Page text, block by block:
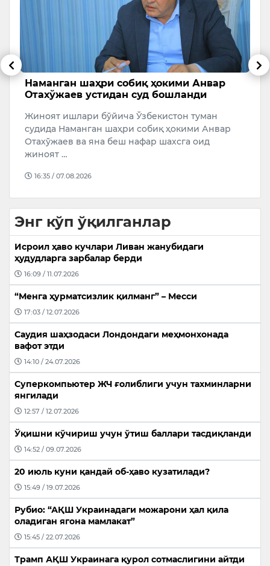
Наманган шаҳри собиқ ҳокими Анвар
Отахўжаев устидан суд бошланди
Жиноят ишлари бўйича Ўзбекистон туман
судида Наманган шаҳри собиқ ҳокими Анвар
Отахўжаев ва яна беш нафар шахсга оид
жиноят …
16:35 / 07.08.2026
Энг кўп ўқилганлар
Исроил ҳаво кучлари Ливан жанубидаги
ҳудудларга зарбалар берди
16:09 / 11.07.2026
“Менга ҳурматсизлик қилманг” – Месси
17:03 / 12.07.2026
Саудия шаҳзодаси Лондондаги меҳмонхонада
вафот этди
14:10 / 24.07.2026
Суперкомпьютер ЖЧ ғолиблиги учун тахминларни
янгилади
12:57 / 12.07.2026
Ўқишни кўчириш учун ўтиш баллари тасдиқланди
14:52 / 09.07.2026
20 июль куни қандай об-ҳаво кузатилади?
15:49 / 19.07.2026
Рубио: “АҚШ Украинадаги можарони ҳал қила
оладиган ягона мамлакат”
15:45 / 22.07.2026
Трамп АҚШ Украинага қурол сотмаслигини айтди